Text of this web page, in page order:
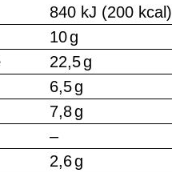
840 kJ (200 kcal)
10 g
22,5 g
6,5 g
7,8 g
–
2,6 g